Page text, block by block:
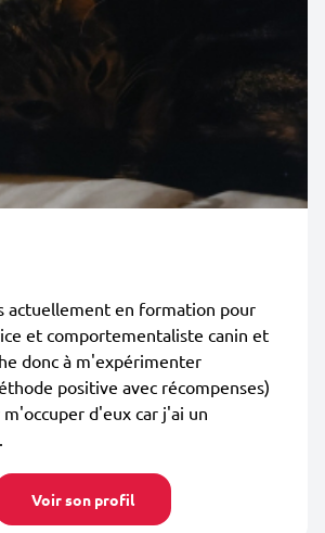
actuellement en formation pour
et comportementaliste canin et
donc à m'expérimenter
positive avec récompenses)
d'eux car j'ai un
Voir son profil